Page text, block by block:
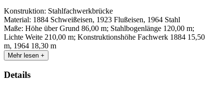
Konstruktion: Stahlfachwerkbrücke
Material: 1884 Schweißeisen, 1923 Flußeisen, 1964 Stahl
Maße: Höhe über Grund 86,00 m; Stahlbogenlänge 120,00 m;
Lichte Weite 210,00 m; Konstruktionshöhe Fachwerk 1884 15,50
m, 1964 18,30 m
Mehr lesen +
Details